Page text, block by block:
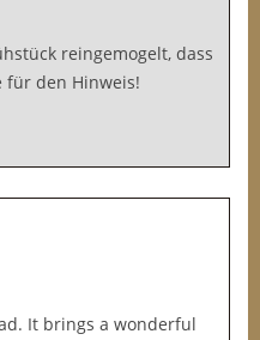
reingemogelt, dass
für den Hinweis!
It brings a wonderful